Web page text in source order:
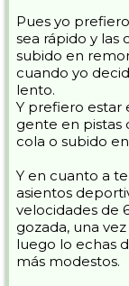
Pues yo
sea rápido y las
subido en
cuando yo
lento.
Y prefiero estar
gente en
cola o subido
Y en cuanto a
asientos
velocidades de
gozada, una
luego lo echas
más modestos.